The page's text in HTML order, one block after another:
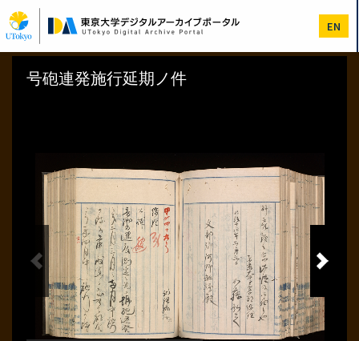
イ
ン
コ
EN